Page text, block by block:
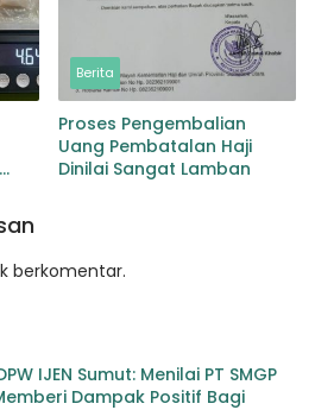
Berita
Proses Pengembalian
Uang Pembatalan Haji
Dinilai Sangat Lamban
berkomentar.
IJEN Sumut: Menilai PT SMGP
Dampak Positif Bagi